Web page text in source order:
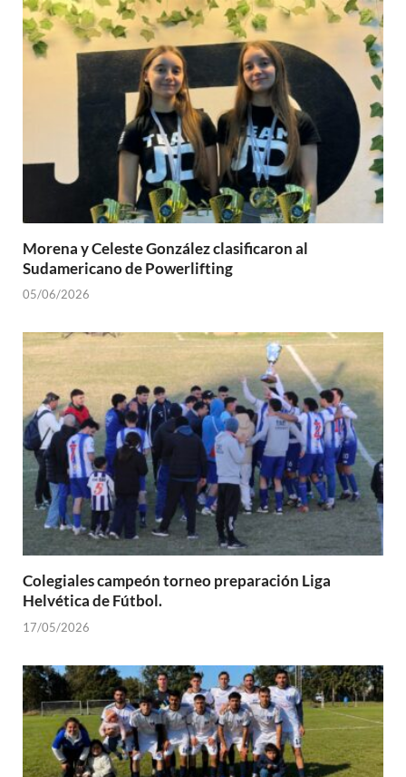
Morena y Celeste González clasificaron al
Sudamericano de Powerlifting
05/06/2026
Colegiales campeón torneo preparación Liga
Helvética de Fútbol.
17/05/2026